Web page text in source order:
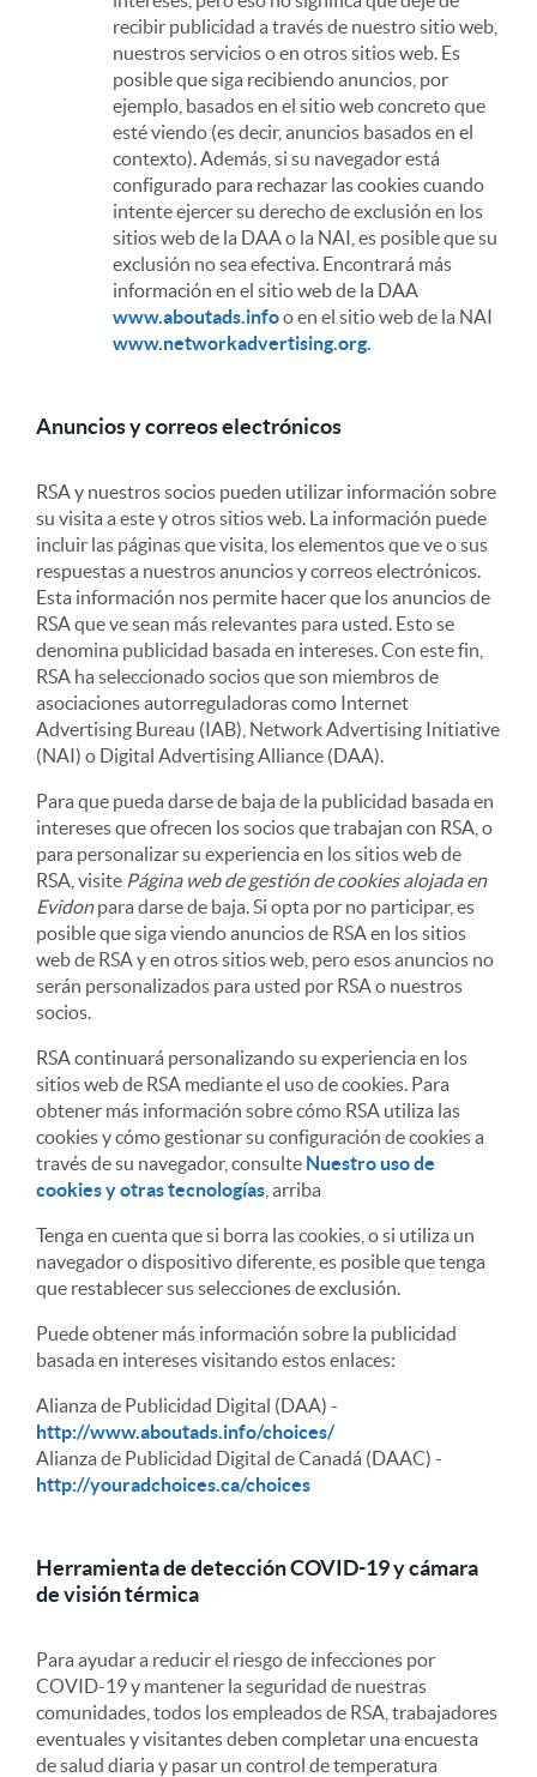
recibir publicidad a través de nuestro sitio web,
nuestros servicios o en otros sitios web. Es
posible que siga recibiendo anuncios, por
ejemplo, basados en el sitio web concreto que
esté viendo (es decir, anuncios basados en el
contexto). Además, si su navegador está
configurado para rechazar las cookies cuando
intente ejercer su derecho de exclusión en los
sitios web de la DAA o la NAI, es posible que su
exclusión no sea efectiva. Encontrará más
información en el sitio web de la DAA
www.aboutads.infoo en el sitio web de la NAI
www.networkadvertising.org.
Anuncios y correos electrónicos
RSA y nuestros socios pueden utilizar información sobre
su visita a este y otros sitios web. La información puede
incluir las páginas que visita, los elementos que ve o sus
respuestas a nuestros anuncios y correos electrónicos.
Esta información nos permite hacer que los anuncios de
RSA que ve sean más relevantes para usted. Esto se
denomina publicidad basada en intereses. Con este fin,
RSA ha seleccionado socios que son miembros de
asociaciones autorreguladoras como Internet
Advertising Bureau (IAB), Network Advertising Initiative
(NAI) o Digital Advertising Alliance (DAA).
Para que pueda darse de baja de la publicidad basada en
intereses que ofrecen los socios que trabajan con RSA, o
para personalizar su experiencia en los sitios web de
RSA, visite Página web de gestión de cookies alojada en
Evidonpara darse de baja. Si opta por no participar, es
posible que siga viendo anuncios de RSA en los sitios
web de RSA y en otros sitios web, pero esos anuncios no
serán personalizados para usted por RSA o nuestros
socios.
RSA continuará personalizando su experiencia en los
sitios web de RSA mediante el uso de cookies. Para
obtener más información sobre cómo RSA utiliza las
cookies y cómo gestionar su configuración de cookies a
través de su navegador, consulte Nuestro uso de
cookies y otras tecnologías , arriba
Tenga en cuenta que si borra las cookies, o si utiliza un
navegador o dispositivo diferente, es posible que tenga
que restablecer sus selecciones de exclusión.
Puede obtener más información sobre la publicidad
basada en intereses visitando estos enlaces:
Alianza de Publicidad Digital (DAA) -
http://www.aboutads.info/choices/
Alianza de Publicidad Digital de Canadá (DAAC) -
http://youradchoices.ca/choices
Herramienta de detección COVID-19 y cámara
de visión térmica
Para ayudar a reducir el riesgo de infecciones por
COVID-19 y mantener la seguridad de nuestras
comunidades, todos los empleados de RSA, trabajadores
eventuales y visitantes deben completar una encuesta
de salud diaria y pasar un control de temperatura